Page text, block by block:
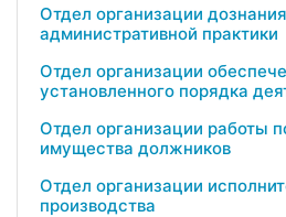
Отдел организации
административной практики
Отдел организации
установленного порядка
Отдел организации работы
имущества должников
Отдел организации
производства